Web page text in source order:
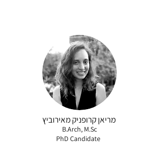
מריאן קרופניק מאירוביץ
B.Arch, M.Sc
PhD Candidate